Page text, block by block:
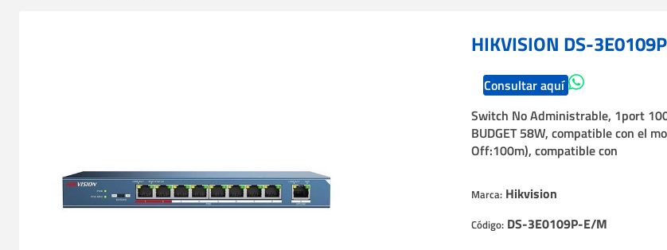
Sistemas de acceso
Intrusión
Soluciones IT
Cables
Incendio
HIKVISION DS-
Consultar aquí
Switch No Administrable, 1port
BUDGET 58W, compatible con el
Off:100m), compatible con
Marca: Hikvision
Código: DS-3E0109P-E/M